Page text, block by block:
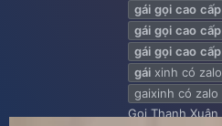
gái gọi cao cấp
gái gọi cao cấp
gái gọi cao cấp
gái xinh có zalo
gaixinh có zalo
Gọi Thanh Xuân